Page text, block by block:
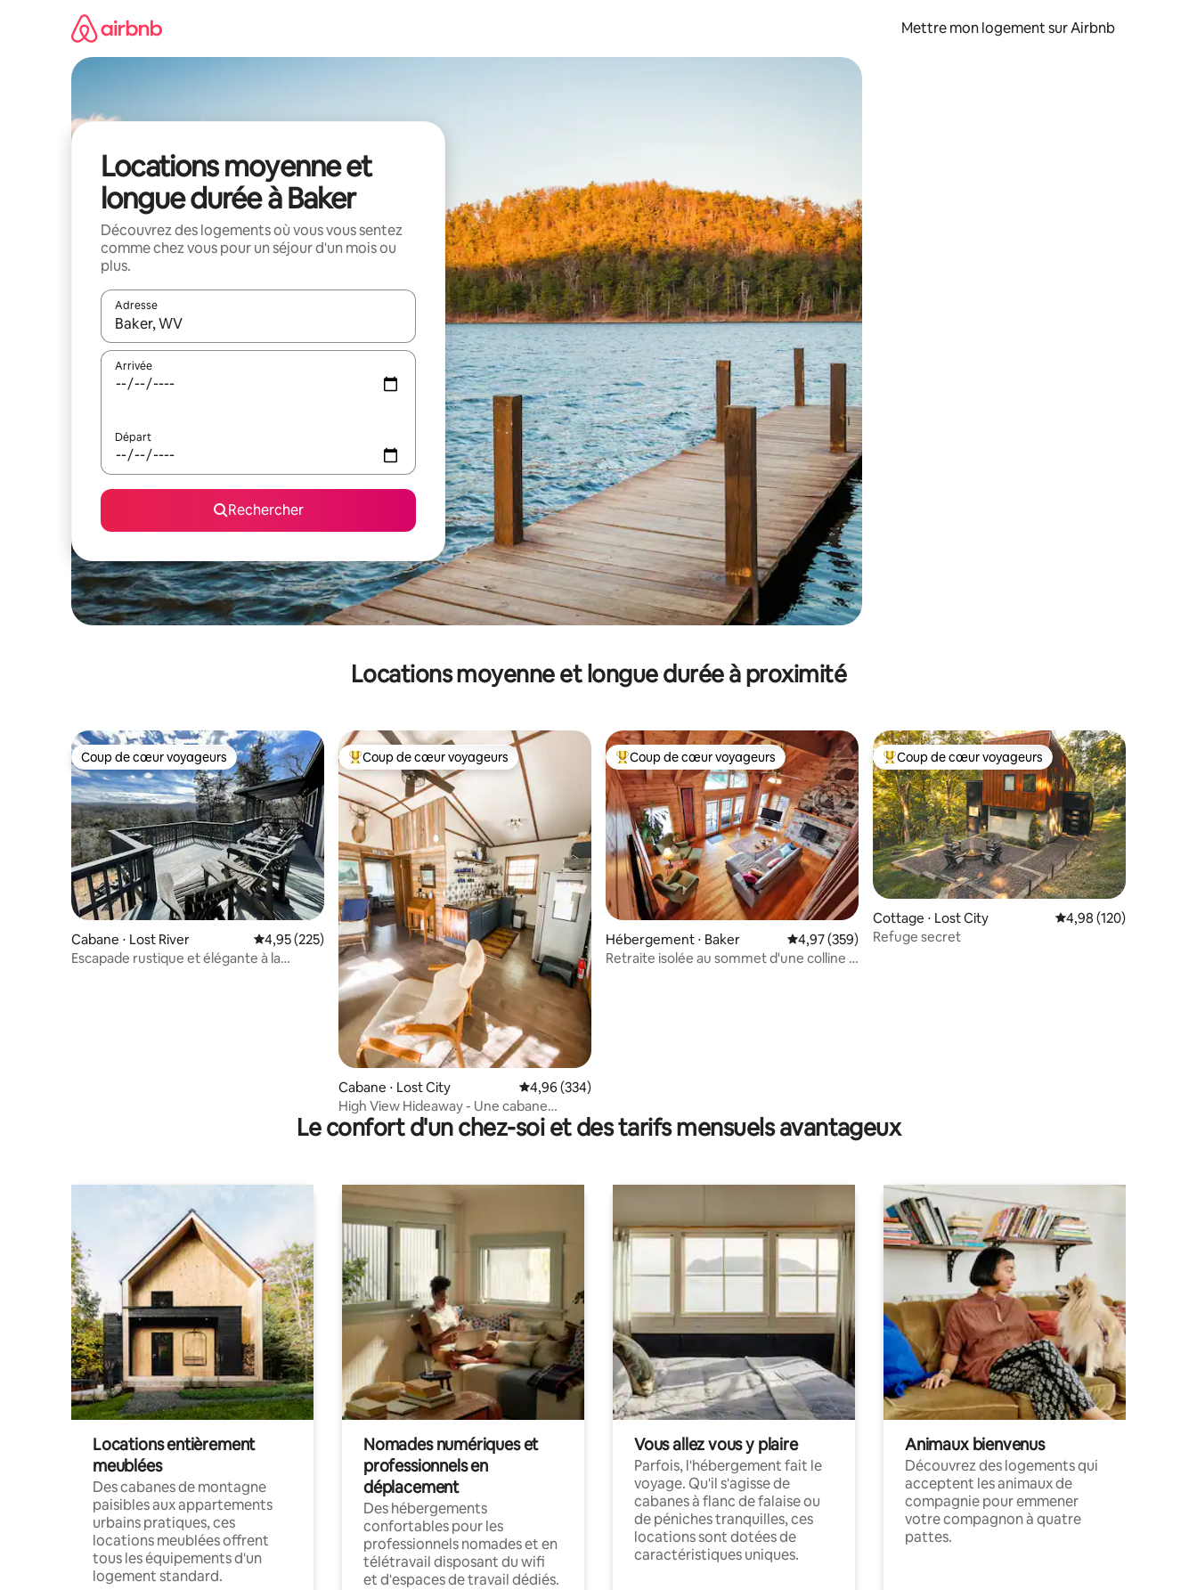
Mettre mon logement sur Airbnb
Locations moyenne et
longue durée à Baker
Découvrez des logements où vous vous sentez
comme chez vous pour un séjour d'un mois ou
plus.
Adresse
Lorsque les résultats s'affichent, utilisez les flèches vers le haut et vers le bas pour les parcourir ou en appuyant et en faisant glisser.
Arrivée
Départ
Rechercher
Locations moyenne et longue durée à proximité
Coup de cœur voyageurs
Coup de cœur voyageurs
Cabane ⋅ Lost River Évaluation moyenne sur la base de 225 commentaires : 4,95 sur 5
4,95 (225)
Escapade rustique et élégante à la
Coups de cœur voyageurs les plus appréciés
Coup de cœur voyageurs
Cabane ⋅ Lost City Évaluation moyenne sur la base de 334 commentaires : 4,96 sur 5
4,96 (334)
High View Hideaway - Une cabane
confortable à Lost River
Coups de cœur voyageurs les plus appréciés
Coup de cœur voyageurs
Hébergement ⋅ Baker Évaluation moyenne sur la base de 359 commentaires : 4,97 sur 5
4,97 (359)
Retraite isolée au sommet d'une colline :
Coups de cœur voyageurs les plus appréciés
Coup de cœur voyageurs
Cottage ⋅ Lost City Évaluation moyenne
4,98 (120)
Refuge secret
Le confort d'un chez-soi et des tarifs mensuels avantageux
Locations entièrement
meublées
Des cabanes de montagne
paisibles aux appartements
urbains pratiques, ces
locations meublées offrent
tous les équipements d'un
logement standard.
Nomades numériques et
professionnels en
déplacement
Des hébergements
confortables pour les
professionnels nomades et en
télétravail disposant du wifi
et d'espaces de travail dédiés.
Vous allez vous y plaire
Parfois, l'hébergement fait le
voyage. Qu'il s'agisse de
cabanes à flanc de falaise ou
de péniches tranquilles, ces
locations sont dotées de
caractéristiques uniques.
Animaux bienvenus
Découvrez des logements qui
acceptent les animaux de
compagnie pour emmener
votre compagnon à quatre
pattes.